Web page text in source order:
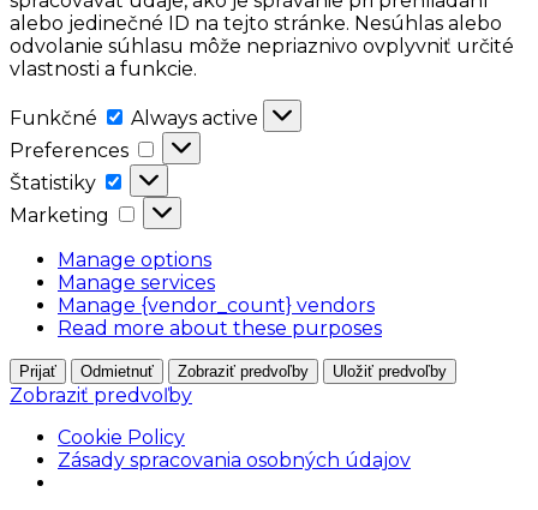
alebo jedinečné ID na tejto stránke. Nesúhlas alebo
odvolanie súhlasu môže nepriaznivo ovplyvniť určité
vlastnosti a funkcie.
Funkčné Funkčné
Always active
Preferences
Preferences
Štatistiky
Štatistiky
Marketing
Marketing
Manage options
Manage services
Manage {vendor_count} vendors
Read more about these purposes
Prijať Odmietnuť Zobraziť predvoľby Uložiť predvoľby
Zobraziť predvoľby
Cookie Policy
Zásady spracovania osobných údajov